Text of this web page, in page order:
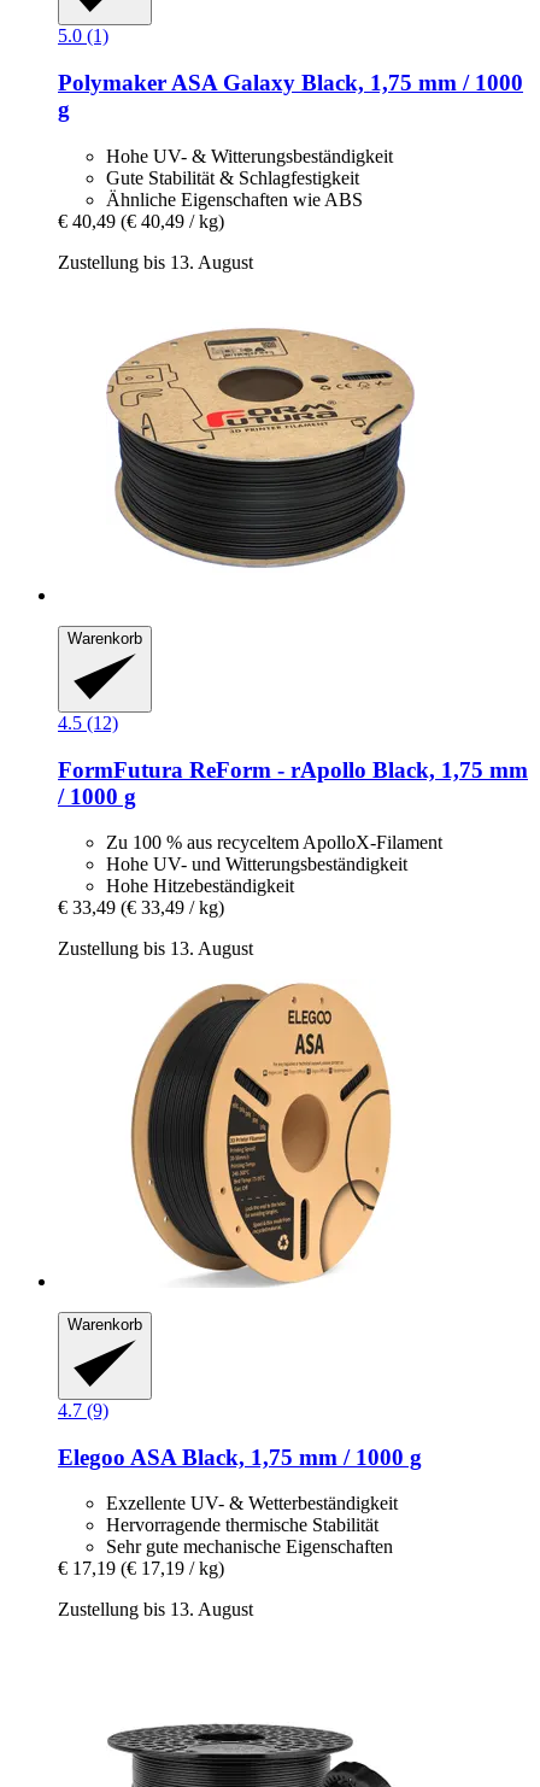
5.0 (1)
Polymaker ASA Galaxy Black, 1,75 mm / 1000
g
Hohe UV- & Witterungsbeständigkeit
Gute Stabilität & Schlagfestigkeit
Ähnliche Eigenschaften wie ABS
€ 40,49 (€ 40,49 / kg)
Zustellung bis 13. August
Warenkorb
4.5 (12)
FormFutura ReForm -​ rApollo Black, 1,75 mm
/ 1000 g
Zu 100 % aus recyceltem ApolloX-Filament
Hohe UV- und Witterungsbeständigkeit
Hohe Hitzebeständigkeit
€ 33,49 (€ 33,49 / kg)
Zustellung bis 13. August
Warenkorb
4.7 (9)
Elegoo ASA Black, 1,75 mm / 1000 g
Exzellente UV- & Wetterbeständigkeit
Hervorragende thermische Stabilität
Sehr gute mechanische Eigenschaften
€ 17,19 (€ 17,19 / kg)
Zustellung bis 13. August